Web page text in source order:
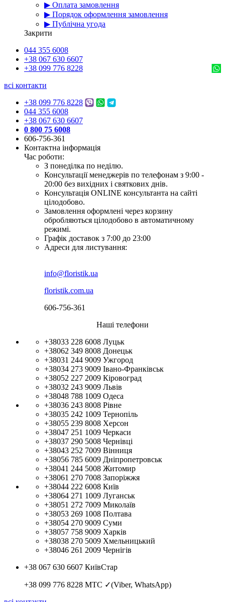
▶ Оплата замовлення
▶ Порядок оформлення замовлення
▶ Публічна угода
Закрити
044 355 6008
+38 067 630 6607
+38 099 776 8228
всі контакти
+38 099 776 8228
044 355 6008
+38 067 630 6607
0 800 75 6008
606-756-361
Контактна інформація
Час роботи:
З понеділка по неділю.
Консультації менеджерів по телефонам з 9:00 -
20:00 без вихідних і святкових днів.
Консультація ONLINE консультанта на сайті
цілодобово.
Замовлення оформлені через корзину
обробляються цілодобово в автоматичному
режимі.
Графік доставок з 7:00 до 23:00
Адреси для листування:
info@floristik.ua
floristik.com.ua
606-756-361
Наші телефони
+38033 228 6008 Луцьк
+38062 349 8008 Донецьк
+38031 244 9009 Ужгород
+38034 273 9009 Івано-Франківськ
+38052 227 2009 Кіровоград
+38032 243 9009 Львів
+38048 788 1009 Одеса
+38036 243 8008 Рівне
+38035 242 1009 Тернопіль
+38055 239 8008 Херсон
+38047 251 1009 Черкаси
+38037 290 5008 Чернівці
+38043 252 7009 Вінниця
+38056 785 6009 Дніпропетровськ
+38041 244 5008 Житомир
+38061 270 7008 Запоріжжя
+38044 222 6008 Київ
+38064 271 1009 Луганськ
+38051 272 7009 Миколаїв
+38053 269 1008 Полтава
+38054 270 9009 Суми
+38057 758 9009 Харків
+38038 270 5009 Хмельницький
+38046 261 2009 Чернігів
+38 067 630 6607 КиївСтар
+38 099 776 8228 МТС ✓(Viber, WhatsApp)